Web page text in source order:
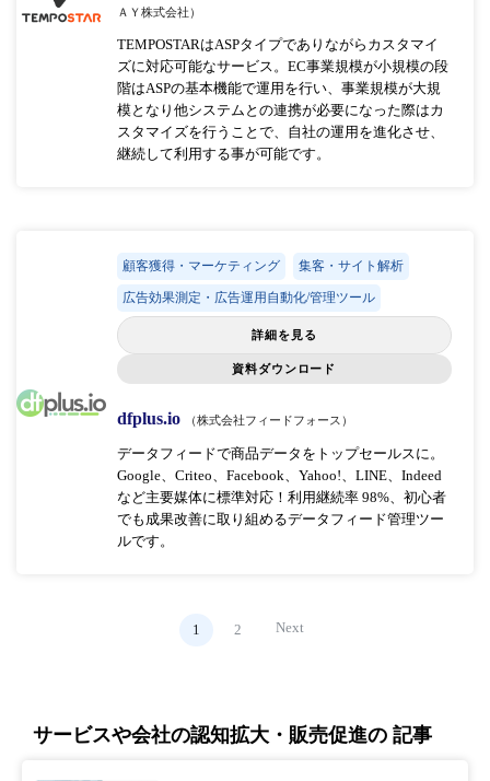
ＡＹ株式会社）
TEMPOSTARはASPタイプでありながらカスタマイ
ズに対応可能なサービス。EC事業規模が小規模の段
階はASPの基本機能で運用を行い、事業規模が大規
模となり他システムとの連携が必要になった際はカ
スタマイズを行うことで、自社の運用を進化させ、
継続して利用する事が可能です。
顧客獲得・マーケティング 集客・サイト解析
広告効果測定・広告運用自動化/管理ツール
詳細を見る
資料ダウンロード
dfplus.io （株式会社フィードフォース）
データフィードで商品データをトップセールスに。
Google、Criteo、Facebook、Yahoo!、LINE、Indeed
など主要媒体に標準対応！利用継続率 98%、初心者
でも成果改善に取り組めるデータフィード管理ツー
ルです。
1 2 Next
サービスや会社の認知拡大・販売促進の 記事